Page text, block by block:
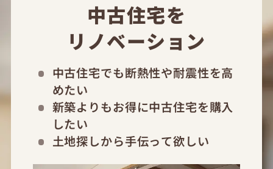
中古住宅を
リノベーション
中古住宅でも断熱性や耐震性を高
めたい
新築よりもお得に中古住宅を購入
したい
土地探しから手伝って欲しい